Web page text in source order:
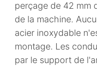
perçage de 42 mm
de la machine.
acier inoxydable
montage. Les
par le support de